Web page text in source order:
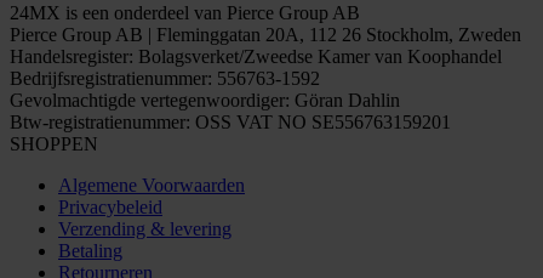
24MX is een onderdeel van Pierce Group AB
Pierce Group AB | Fleminggatan 20A, 112 26 Stockholm, Zweden
Handelsregister: Bolagsverket/Zweedse Kamer van Koophandel
Bedrijfsregistratienummer: 556763-1592
Gevolmachtigde vertegenwoordiger: Göran Dahlin
Btw-registratienummer: OSS VAT NO SE556763159201
SHOPPEN
Algemene Voorwaarden
Privacybeleid
Verzending & levering
Betaling
Retourneren